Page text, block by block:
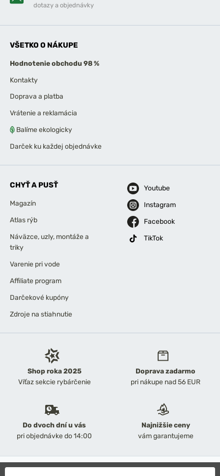
Shop roka 2025
Víťaz sekcie rybárčenie
Doprava zadarmo
pri nákupe nad 56 EUR
Do dvoch dní u vás
pri objednávke do 14:00
Najnižšie ceny
vám garantujeme
dotazy a objednávky
VŠETKO O NÁKUPE
Hodnotenie obchodu 98 %
Kontakty
Doprava a platba
Vrátenie a reklamácia
Balíme ekologicky
Darček ku každej objednávke
CHYŤ A PUSŤ
Magazín
Atlas rýb
Náväzce, uzly, montáže a
triky
Varenie pri vode
Affiliate program
Darčekové kupóny
Zdroje na stiahnutie
Youtube
Instagram
Facebook
TikTok